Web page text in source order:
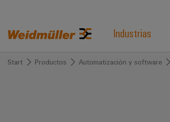
Industrias
Start Productos Automatización y software